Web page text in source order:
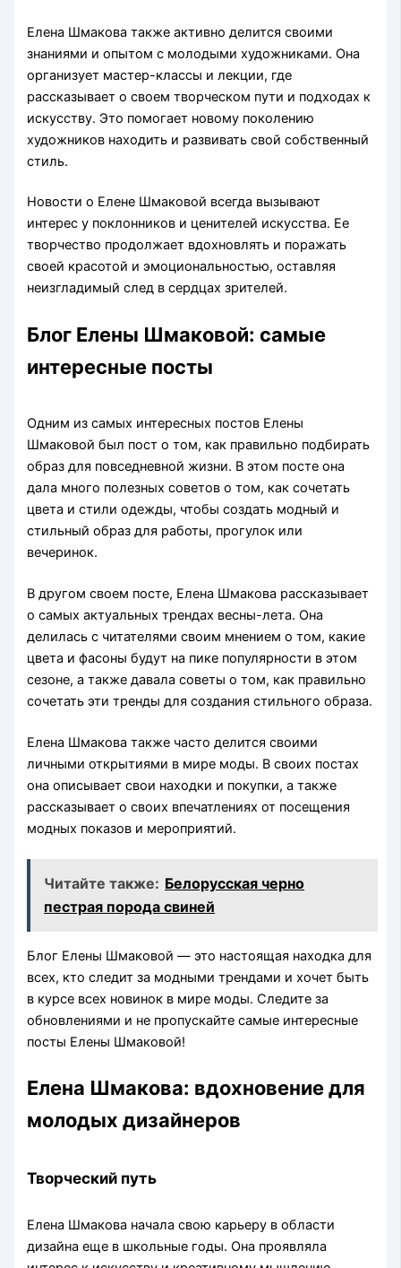
Елена Шмакова также активно делится своими
знаниями и опытом с молодыми художниками. Она
организует мастер-классы и лекции, где
рассказывает о своем творческом пути и подходах к
искусству. Это помогает новому поколению
художников находить и развивать свой собственный
стиль.
Новости о Елене Шмаковой всегда вызывают
интерес у поклонников и ценителей искусства. Ее
творчество продолжает вдохновлять и поражать
своей красотой и эмоциональностью, оставляя
неизгладимый след в сердцах зрителей.
Блог Елены Шмаковой: самые
интересные посты
Одним из самых интересных постов Елены
Шмаковой был пост о том, как правильно подбирать
образ для повседневной жизни. В этом посте она
дала много полезных советов о том, как сочетать
цвета и стили одежды, чтобы создать модный и
стильный образ для работы, прогулок или
вечеринок.
В другом своем посте, Елена Шмакова рассказывает
о самых актуальных трендах весны-лета. Она
делилась с читателями своим мнением о том, какие
цвета и фасоны будут на пике популярности в этом
сезоне, а также давала советы о том, как правильно
сочетать эти тренды для создания стильного образа.
Елена Шмакова также часто делится своими
личными открытиями в мире моды. В своих постах
она описывает свои находки и покупки, а также
рассказывает о своих впечатлениях от посещения
модных показов и мероприятий.
Читайте также: Белорусская черно
пестрая порода свиней
Блог Елены Шмаковой — это настоящая находка для
всех, кто следит за модными трендами и хочет быть
в курсе всех новинок в мире моды. Следите за
обновлениями и не пропускайте самые интересные
посты Елены Шмаковой!
Елена Шмакова: вдохновение для
молодых дизайнеров
Творческий путь
Елена Шмакова начала свою карьеру в области
дизайна еще в школьные годы. Она проявляла